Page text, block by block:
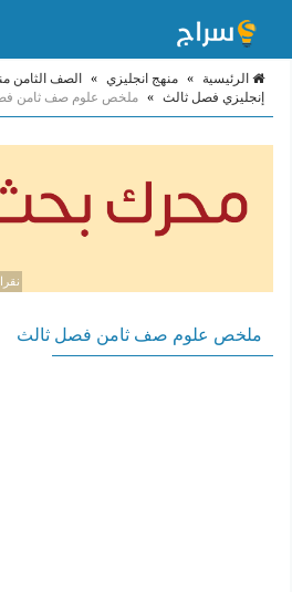
الرئيسية » منهج انجليزي » الصف الثامن
إنجليزي فصل ثالث » ملخص علوم صف ثامن
نقرات: 616746 /
ملخص علوم صف ثامن فصل ثالث